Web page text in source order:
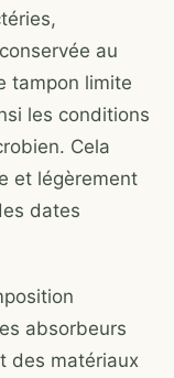
au
tampon limite
les conditions
Cela
et légèrement
dates
absorbeurs
des matériaux